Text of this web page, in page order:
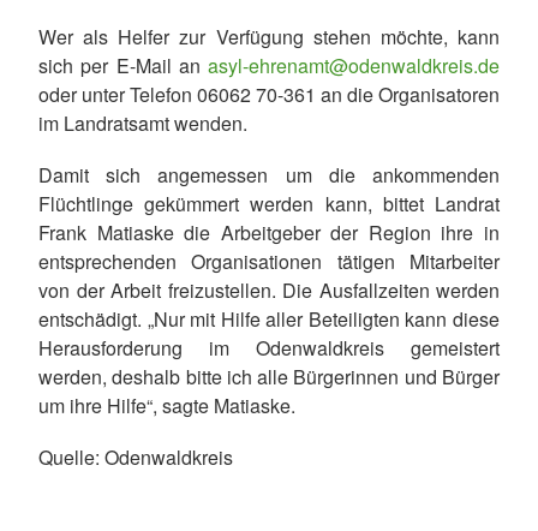
Wer als Helfer zur Verfügung stehen möchte, kann
sich per E-Mail an asyl-ehrenamt@odenwaldkreis.de
oder unter Telefon 06062 70-361 an die Organisatoren
im Landratsamt wenden.
Damit sich angemessen um die ankommenden
Flüchtlinge gekümmert werden kann, bittet Landrat
Frank Matiaske die Arbeitgeber der Region ihre in
entsprechenden Organisationen tätigen Mitarbeiter
von der Arbeit freizustellen. Die Ausfallzeiten werden
entschädigt. „Nur mit Hilfe aller Beteiligten kann diese
Herausforderung im Odenwaldkreis gemeistert
werden, deshalb bitte ich alle Bürgerinnen und Bürger
um ihre Hilfe“, sagte Matiaske.
Quelle: Odenwaldkreis